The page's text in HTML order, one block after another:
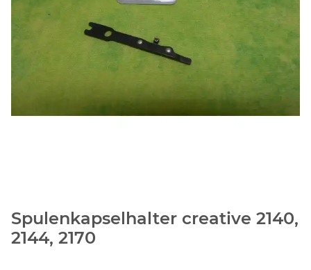
Spulenkapselhalter creative 2140,
2144, 2170